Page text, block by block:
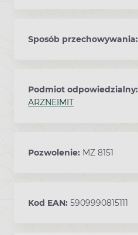
Sposób przechowywania:
Podmiot odpowiedzialny:
ARZNEIMIT
Pozwolenie: MZ 8151
Kod EAN: 5909990815111